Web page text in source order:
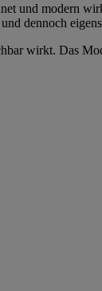
und modern
dennoch
wirkt. Das